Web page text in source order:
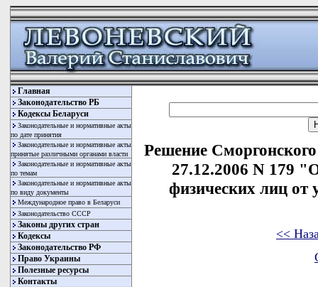
Главная
Законодательство РБ
Кодексы Беларуси
Законодательные и нормативные акты
по дате принятия
Законодательные и нормативные акты
принятые различными органами власти
Законодательные и нормативные акты
по темам
Законодательные и нормативные акты
по виду документы
Международное право в Беларуси
Законодательство СССР
Законы других стран
Кодексы
Законодательство РФ
Право Украины
Полезные ресурсы
Контакты
Решение
27.12.2006 N 179
физических лиц от
<<